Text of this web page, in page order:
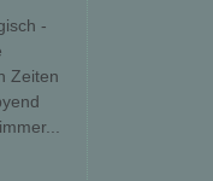
-
Zeiten